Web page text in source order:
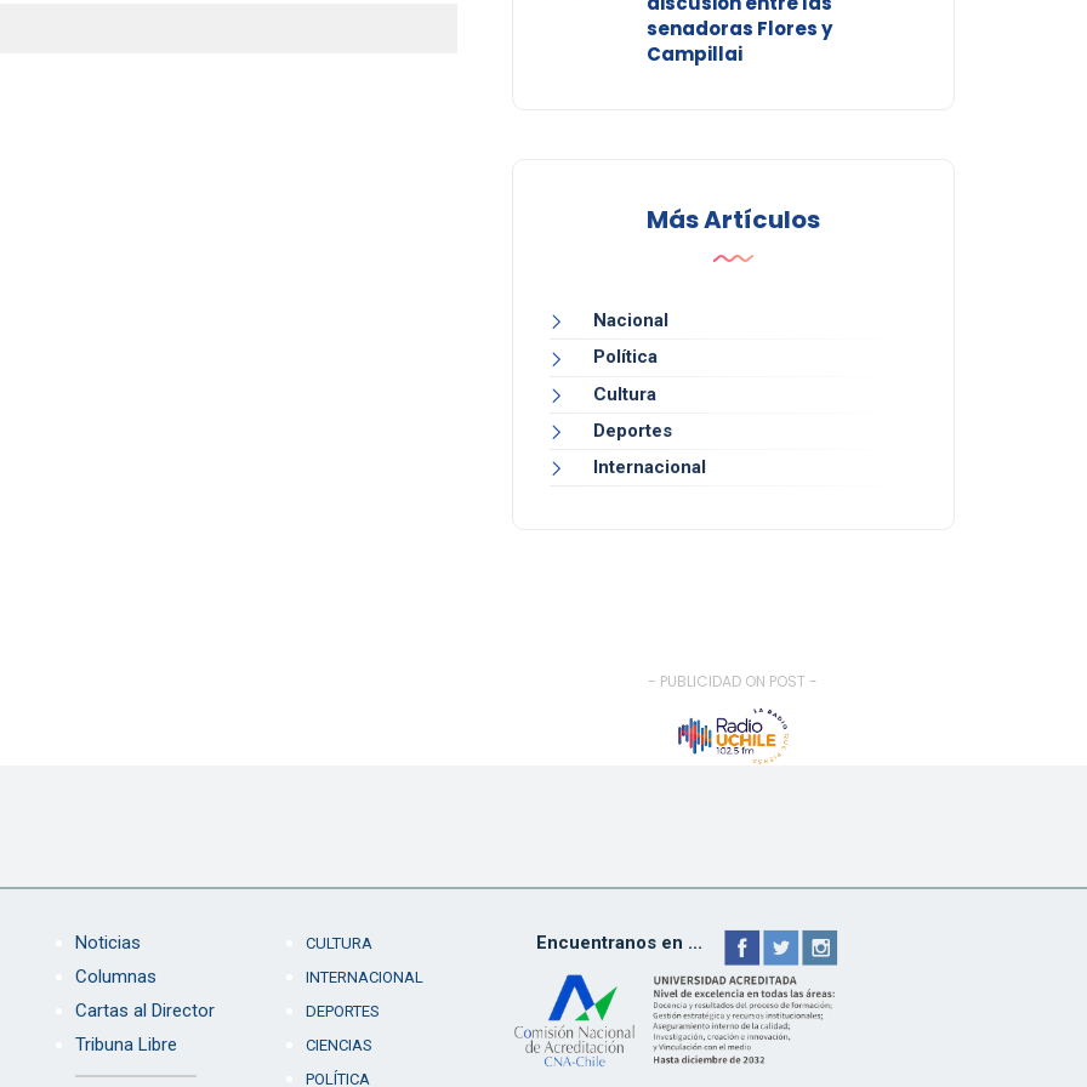
senadoras Flores y
Campillai
Más Artículos
Nacional
Política
Cultura
Deportes
Internacional
- PUBLICIDAD ON POST -
Noticias
Columnas
Cartas al Director
Tribuna Libre
CULTURA
INTERNACIONAL
DEPORTES
CIENCIAS
POLÍTICA
Encuentranos en ...